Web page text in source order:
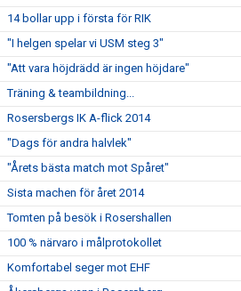
14 bollar upp i första för RIK
"I helgen spelar vi USM steg 3"
"Att vara höjdrädd är ingen höjdare"
Träning & teambildning...
Rosersbergs IK A-flick 2014
"Dags för andra halvlek"
"Årets bästa match mot Spåret"
Sista machen för året 2014
Tomten på besök i Rosershallen
100 % närvaro i målprotokollet
Komfortabel seger mot EHF